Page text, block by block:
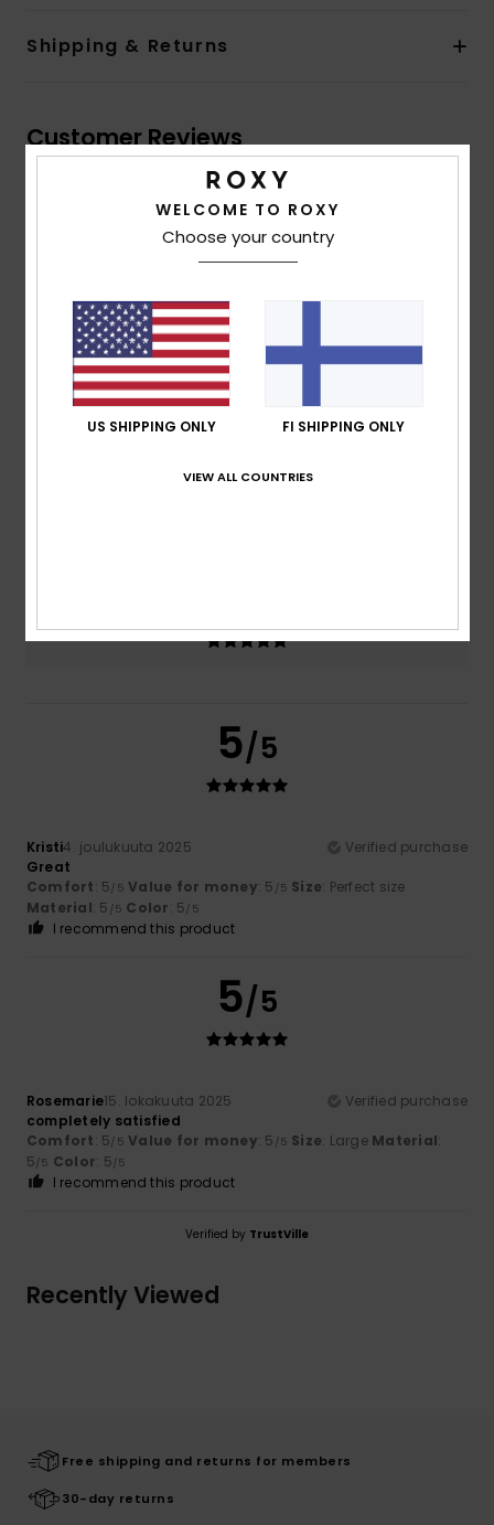
Shipping & Returns
Customer Reviews
Average Score
5.0
based on2 verified reviewssince lokakuuta 2025
100% of our customers recommend this product
Comfort
Value for money
5/5
Kristi4. joulukuuta 2025
Verified purchase
Great
Comfort: 5/5 Value for money: 5 /5 Size: Perfect size
Material: 5 /5 Color: 5/5
I recommend this product
5/5
Rosemarie15. lokakuuta 2025
Verified purchase
completely satisfied
Comfort: 5/5 Value for money: 5 /5 Size: Large Material:
5/5 Color: 5/5
I recommend this product
Verified by TrustVille
Recently Viewed
Free shipping and returns for members
30-day returns
WELCOME TO ROXY
Choose your country
US SHIPPING ONLY FI SHIPPING ONLY
VIEW ALL COUNTRIES